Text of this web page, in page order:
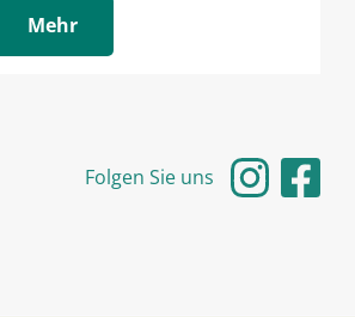
Mehr
Folgen Sie uns